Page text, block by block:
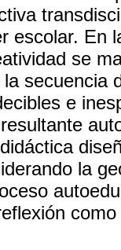
escolar. En
se
secuencia
e
la